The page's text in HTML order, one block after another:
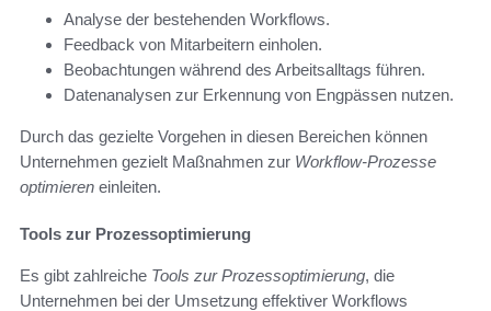
Analyse der bestehenden Workflows.
Feedback von Mitarbeitern einholen.
Beobachtungen während des Arbeitsalltags führen.
Datenanalysen zur Erkennung von Engpässen nutzen.
Durch das gezielte Vorgehen in diesen Bereichen können
Unternehmen gezielt Maßnahmen zur Workflow-Prozesse
optimieren einleiten.
Tools zur Prozessoptimierung
Es gibt zahlreiche Tools zur Prozessoptimierung, die
Unternehmen bei der Umsetzung effektiver Workflows